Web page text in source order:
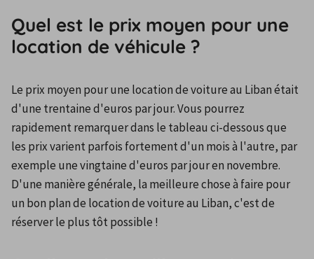
Quel est le prix moyen pour une
location de véhicule ?
Le prix moyen pour une location de voiture au Liban était
d'une trentaine d'euros par jour. Vous pourrez
rapidement remarquer dans le tableau ci-dessous que
les prix varient parfois fortement d'un mois à l'autre, par
exemple une vingtaine d'euros par jour en novembre.
D'une manière générale, la meilleure chose à faire pour
un bon plan de location de voiture au Liban, c'est de
réserver le plus tôt possible !